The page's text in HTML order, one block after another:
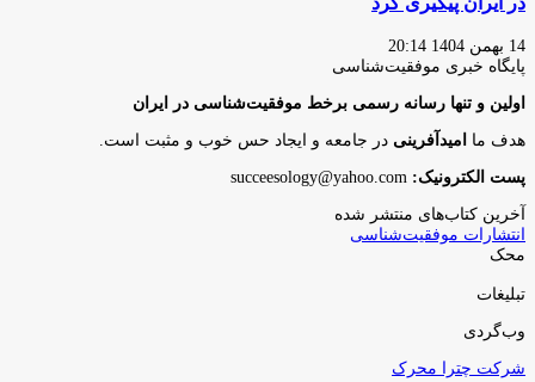
14 بهمن 1404 20:14
پایگاه‌ خبری موفقیت‌شناسی
اولین و تنها رسانه رسمی برخط موفقیت‌شناسی در ایران
هدف ما امیدآفرینی در جامعه و ایجاد حس خوب و مثبت است.
پست الکترونیک:
آخرین کتاب‌های منتشر شده
انتشارات موفقیت‌شناسی
محک
تبلیغات
وب‌گردی
شرکت چترا محرک